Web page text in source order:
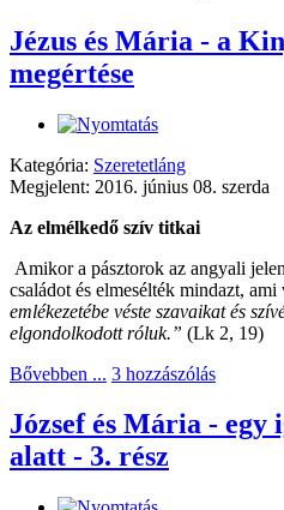
Jézus és Mária - a
megértése
Kategória: Szeretetláng
Megjelent: 2016. június 08. szerda
Az elmélkedő szív titkai
Amikor a pásztorok az angyali
családot és elmesélték mindazt,
emlékezetébe véste szavaikat és
elgondolkodott róluk.” (Lk 2, 19)
Bővebben ... 3 hozzászólás
József és Mária - egy
alatt - 3. rész